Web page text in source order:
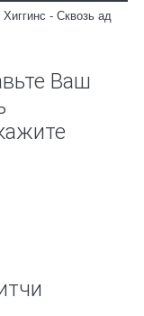
- Сквозь ад
Ваш